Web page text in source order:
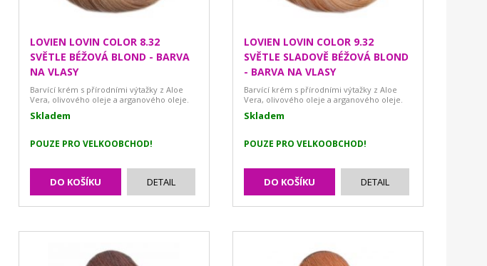
LOVIEN LOVIN COLOR 8.32
SVĚTLE BÉŽOVÁ BLOND - BARVA
NA VLASY
Barvící krém s přírodními výtažky z Aloe
Vera, olivového oleje a arganového oleje.
Skladem
POUZE PRO VELKOOBCHOD!
DO KOŠÍKU DETAIL
LOVIEN LOVIN COLOR 9.32
SVĚTLE SLADOVĚ BÉŽOVÁ BLOND
- BARVA NA VLASY
Barvící krém s přírodními výtažky z Aloe
Vera, olivového oleje a arganového oleje.
Skladem
POUZE PRO VELKOOBCHOD!
DO KOŠÍKU DETAIL